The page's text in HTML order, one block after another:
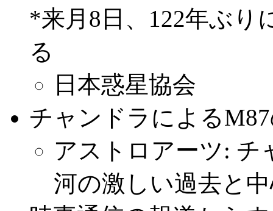
*来月8日、122年ぶり
る
日本惑星協会
チャンドラによる
アストロアーツ: チ
河の激しい過去と